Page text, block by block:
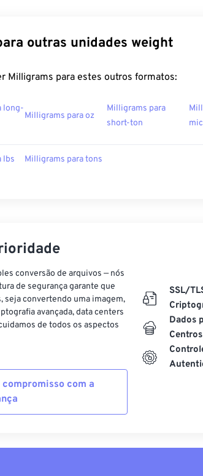
outras unidades weight
Milligrams para estes outros formatos:
long-
Milligrams para oz
Milligrams para
short-ton
lbs Milligrams para tons
conversão de arquivos — nós
de segurança garante que
seja convertendo uma imagem,
avançada, data centers
de todos os aspectos
com a
SSL/
Dados
Centros